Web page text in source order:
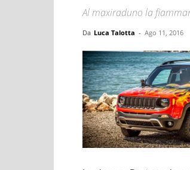
Al maxiraduno la
Da Luca Talotta - Ago 11, 2016